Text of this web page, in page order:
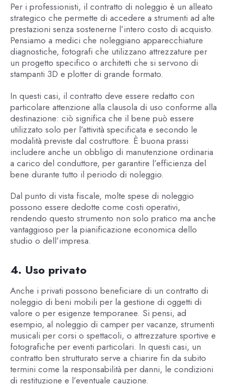
Per i professionisti, il contratto di noleggio è un alleato
strategico che permette di accedere a strumenti ad alte
prestazioni senza sostenerne l’intero costo di acquisto.
Pensiamo a medici che noleggiano apparecchiature
diagnostiche, fotografi che utilizzano attrezzature per
un progetto specifico o architetti che si servono di
stampanti 3D e plotter di grande formato.
In questi casi, il contratto deve essere redatto con
particolare attenzione alla clausola di uso conforme alla
destinazione: ciò significa che il bene può essere
utilizzato solo per l’attività specificata e secondo le
modalità previste dal costruttore. È buona prassi
includere anche un obbligo di manutenzione ordinaria
a carico del conduttore, per garantire l’efficienza del
bene durante tutto il periodo di noleggio.
Dal punto di vista fiscale, molte spese di noleggio
possono essere dedotte come costi operativi,
rendendo questo strumento non solo pratico ma anche
vantaggioso per la pianificazione economica dello
studio o dell’impresa.
4. Uso privato
Anche i privati possono beneficiare di un contratto di
noleggio di beni mobili per la gestione di oggetti di
valore o per esigenze temporanee. Si pensi, ad
esempio, al noleggio di camper per vacanze, strumenti
musicali per corsi o spettacoli, o attrezzature sportive e
fotografiche per eventi particolari. In questi casi, un
contratto ben strutturato serve a chiarire fin da subito
termini come la responsabilità per danni, le condizioni
di restituzione e l’eventuale cauzione.